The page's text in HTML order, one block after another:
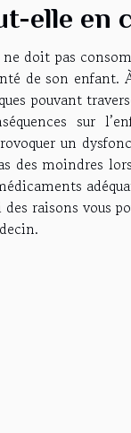
elle en
doit pas
de son enfant.
pouvant
sur
un
des moindres
raisons vous